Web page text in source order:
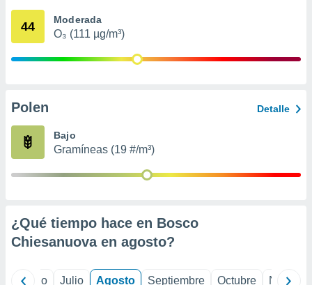
mediante
publicidad
de
44 Moderada
O₃ (111 µg/m³)
Polen Detalle
Bajo
Gramíneas (19 #/m³)
¿Qué tiempo hace en Bosco
Chiesanuova en agosto?
Junio Julio Agosto Septiembre Octubre